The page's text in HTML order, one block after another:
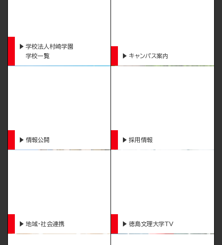
学校法人村崎学園
学校一覧
キャンパス案内
情報公開 採用情報
地域・社会連携 徳島文理大学TV